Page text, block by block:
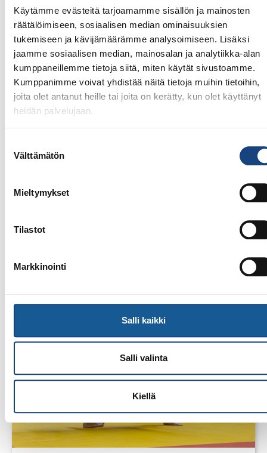
Käytämme evästeitä tarjoamamme sisällön ja mainosten
räätälöimiseen, sosiaalisen median ominaisuuksien
tukemiseen ja kävijämäärämme analysoimiseen. Lisäksi
jaamme sosiaalisen median, mainosalan ja analytiikka-alan
kumppaneillemme tietoja siitä, miten käytät sivustoamme.
Kumppanimme voivat yhdistää näitä tietoja muihin tietoihin,
joita olet antanut heille tai joita on kerätty, kun olet käyttänyt
heidän palvelujaan.
valinta
Välttämätön
Mieltymykset
Tilastot
Markkinointi
Salli kaikki
Salli valinta
Kiellä
Lindesberg, Ruotsi
Yksittäisiä otteluvoittoja Paksin
alle 21-vuotiaiden European